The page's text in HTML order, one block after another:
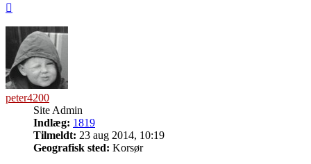
peter4200
Site Admin
Indlæg: 1819
Tilmeldt: 23 aug 2014, 10:19
Geografisk sted: Korsør